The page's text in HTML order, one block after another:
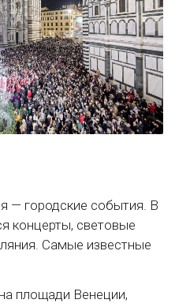
— городские события. В
концерты, световые
Самые известные
площади Венеции,